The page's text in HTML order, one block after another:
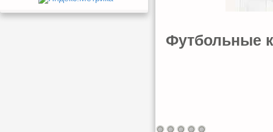
Футбольные